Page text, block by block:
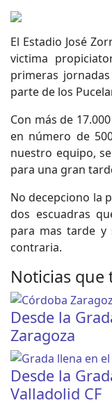
El Estadio José
victima
primeras
parte de los
Con más de
en número de
nuestro equipo,
para una gran
No decepciono la
dos escuadras
para mas tarde y
contraria.
Noticias
Desde la
Zaragoza
Desde la
Valladolid CF